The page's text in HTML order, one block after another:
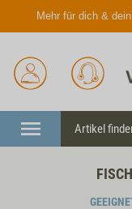
Mehr für dich &
Anmelden
Unser
Service
Menü